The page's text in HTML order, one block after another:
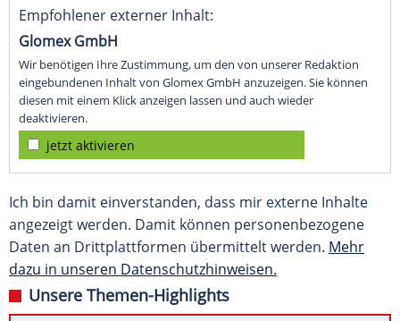
Empfohlener externer Inhalt:
Glomex GmbH
Wir benötigen Ihre Zustimmung, um den von unserer Redaktion
eingebundenen Inhalt von Glomex GmbH anzuzeigen. Sie können
diesen mit einem Klick anzeigen lassen und auch wieder
deaktivieren.
jetzt aktivieren
Ich bin damit einverstanden, dass mir externe Inhalte
angezeigt werden. Damit können personenbezogene
Daten an Drittplattformen übermittelt werden. Mehr
dazu in unseren Datenschutzhinweisen.
Unsere Themen-Highlights